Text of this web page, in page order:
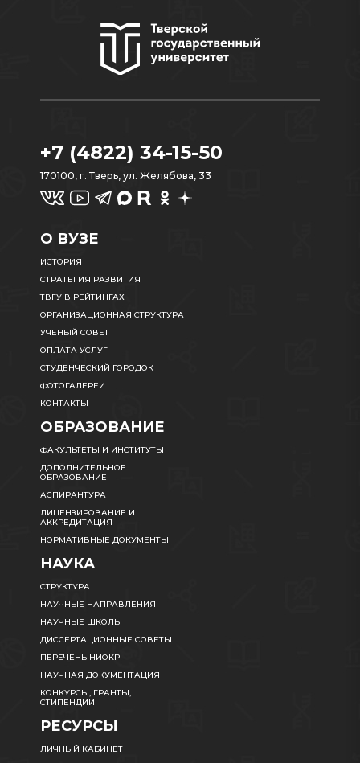
+7 (4822) 34-15-50
170100, г. Тверь, ул. Желябова, 33
О ВУЗЕ
ИСТОРИЯ
СТРАТЕГИЯ РАЗВИТИЯ
ТВГУ В РЕЙТИНГАХ
ОРГАНИЗАЦИОННАЯ СТРУКТУРА
УЧЕНЫЙ СОВЕТ
ОПЛАТА УСЛУГ
СТУДЕНЧЕСКИЙ ГОРОДОК
ФОТОГАЛЕРЕИ
КОНТАКТЫ
ОБРАЗОВАНИЕ
ФАКУЛЬТЕТЫ И ИНСТИТУТЫ
ДОПОЛНИТЕЛЬНОЕ
ОБРАЗОВАНИЕ
АСПИРАНТУРА
ЛИЦЕНЗИРОВАНИЕ И
АККРЕДИТАЦИЯ
НОРМАТИВНЫЕ ДОКУМЕНТЫ
НАУКА
СТРУКТУРА
НАУЧНЫЕ НАПРАВЛЕНИЯ
НАУЧНЫЕ ШКОЛЫ
ДИССЕРТАЦИОННЫЕ СОВЕТЫ
ПЕРЕЧЕНЬ НИОКР
НАУЧНАЯ ДОКУМЕНТАЦИЯ
КОНКУРСЫ, ГРАНТЫ,
СТИПЕНДИИ
РЕСУРСЫ
ЛИЧНЫЙ КАБИНЕТ